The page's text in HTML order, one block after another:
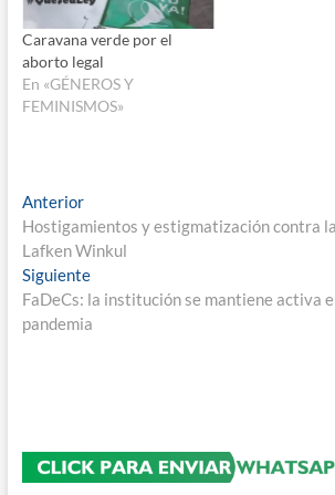
Caravana verde por el
aborto legal
En «GÉNEROS Y
FEMINISMOS»
Navegación
de
entradas
AnteriorEntrada
anterior:
Hostigamientos y estigmatización contra
Lafken Winkul
SiguienteEntrada
siguiente:
FaDeCs: la institución se mantiene activa
pandemia